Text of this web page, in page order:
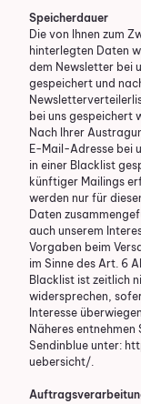
Speicherdauer
Die von Ihnen zum
hinterlegten Daten
dem Newsletter bei
gespeichert und
bei uns gespeichert
Nach Ihrer
E-Mail-Adresse bei
in einer Blacklist
künftiger Mailings
werden nur für
Daten
auch unserem
Vorgaben beim
im Sinne des Art. 6
Blacklist ist zeitlich
widersprechen,
Interesse
Näheres
Sendinblue unter:
uebersicht/.